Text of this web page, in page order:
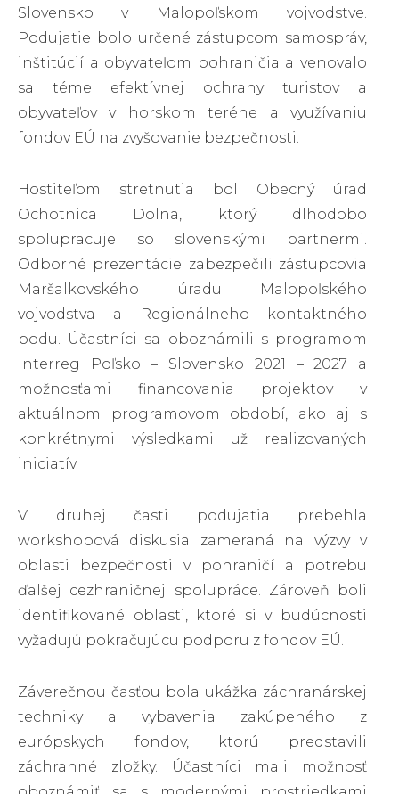
Slovensko v Malopoľskom vojvodstve.
Podujatie bolo určené zástupcom samospráv,
inštitúcií a obyvateľom pohraničia a venovalo
sa téme efektívnej ochrany turistov a
obyvateľov v horskom teréne a využívaniu
fondov EÚ na zvyšovanie bezpečnosti.
Hostiteľom stretnutia bol Obecný úrad
Ochotnica Dolna, ktorý dlhodobo
spolupracuje so slovenskými partnermi.
Odborné prezentácie zabezpečili zástupcovia
Maršalkovského úradu Malopoľského
vojvodstva a Regionálneho kontaktného
bodu. Účastníci sa oboznámili s programom
Interreg Poľsko – Slovensko 2021 – 2027 a
možnosťami financovania projektov v
aktuálnom programovom období, ako aj s
konkrétnymi výsledkami už realizovaných
iniciatív.
V druhej časti podujatia prebehla
workshopová diskusia zameraná na výzvy v
oblasti bezpečnosti v pohraničí a potrebu
ďalšej cezhraničnej spolupráce. Zároveň boli
identifikované oblasti, ktoré si v budúcnosti
vyžadujú pokračujúcu podporu z fondov EÚ.
Záverečnou časťou bola ukážka záchranárskej
techniky a vybavenia zakúpeného z
európskych fondov, ktorú predstavili
záchranné zložky. Účastníci mali možnosť